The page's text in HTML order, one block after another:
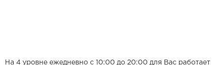
На 4 уровне ежедневно с 10:00 до 20:00 для Вас работает